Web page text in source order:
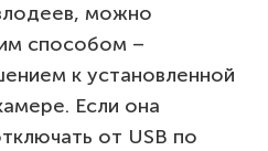
можно
способом –
к установленной
Если она
от USB по